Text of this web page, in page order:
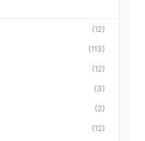
(12)
(113)
(12)
(3)
(2)
(12)